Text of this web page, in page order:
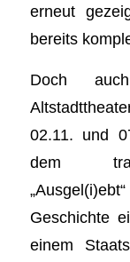
erneut
bereits
Doch
02.11. und
dem
Geschichte
einem